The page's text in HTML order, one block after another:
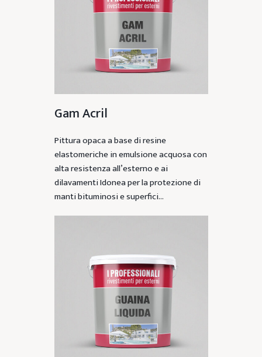
Gam Acril
Pittura opaca a base di resine
elastomeriche in emulsione acquosa con
alta resistenza all’esterno e ai
dilavamenti Idonea per la protezione di
manti bituminosi e superfici…